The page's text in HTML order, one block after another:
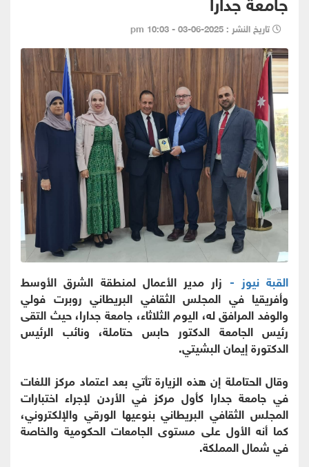
تاريخ النشر : 2025-06-03 - 10:03 pm
القبة نيوز - زار مدير الأعمال لمنطقة الشرق الأوسط
وأفريقيا في المجلس الثقافي البريطاني روبرت فولي
والوفد المرافق له، اليوم الثلاثاء، جامعة جدارا، حيث التقى
رئيس الجامعة الدكتور حابس حتاملة، ونائب الرئيس
الدكتورة إيمان البشيتي.
وقال الحتاملة إن هذه الزيارة تأتي بعد اعتماد مركز اللغات
في جامعة جدارا كأول مركز في الأردن لإجراء اختبارات
المجلس الثقافي البريطاني بنوعيها الورقي والإلكتروني،
كما أنه الأول على مستوى الجامعات الحكومية والخاصة
في شمال المملكة.